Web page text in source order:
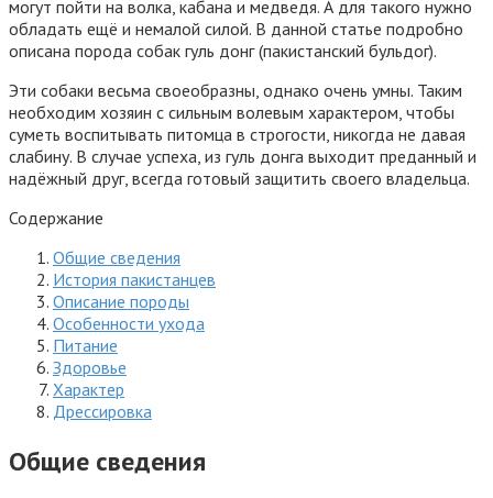
могут пойти на волка, кабана и медведя. А для такого нужно
обладать ещё и немалой силой. В данной статье подробно
описана порода собак гуль донг (пакистанский бульдог).
Эти собаки весьма своеобразны, однако очень умны. Таким
необходим хозяин с сильным волевым характером, чтобы
суметь воспитывать питомца в строгости, никогда не давая
слабину. В случае успеха, из гуль донга выходит преданный и
надёжный друг, всегда готовый защитить своего владельца.
Содержание
Общие сведения
История пакистанцев
Описание породы
Особенности ухода
Питание
Здоровье
Характер
Дрессировка
Общие сведения